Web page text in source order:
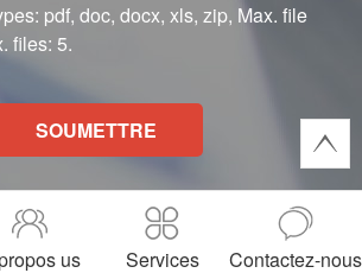
pdf, doc, docx, xls, zip, Max. file
files: 5.
SOUMETTRE
us Services Contactez-nous